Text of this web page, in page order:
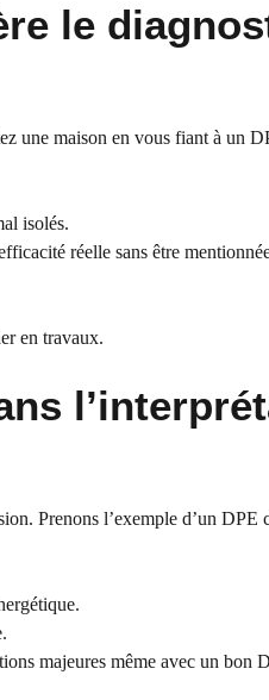
le
une maison en vous fiant à un
isolés.
réelle sans être
en travaux.
Prenons l’exemple d’un DPE
majeures même avec un bon